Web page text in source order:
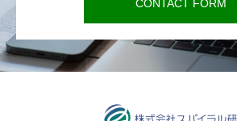
CONTACT FORM